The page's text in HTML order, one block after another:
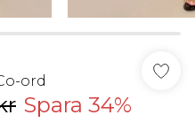
ord
Spara 34%